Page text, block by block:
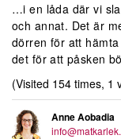
…i en låda där vi
och annat. Det är
dörren för att
det för att påsken
(Visited 154 times, 1
Anne Aobadia